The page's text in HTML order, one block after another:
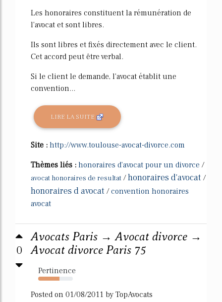
Les honoraires constituent la rémunération de
l'avocat et sont libres.
Ils sont libres et fixés directement avec le client.
Cet accord peut être verbal.
Si le client le demande, l'avocat établit une
convention...
LIRE LA SUITE
Site : http://www.toulouse-avocat-divorce.com
Thèmes liés : honoraires d'avocat pour un divorce /
avocat honoraires de resultat /honoraires d'avocat /
honoraires d avocat /convention honoraires
avocat
0
Avocats Paris → Avocat divorce →
Avocat divorce Paris 75
Pertinence
61%
Posted on 01/08/2011 by TopAvocats